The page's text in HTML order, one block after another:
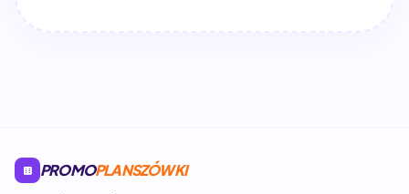
PROMOPLANSZÓWKI